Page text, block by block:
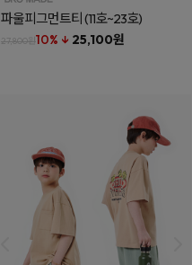
파울피그먼트티(11호~23호)
27,800원10% ↓ 25,100원